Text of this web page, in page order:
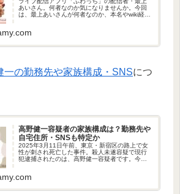
あいさん。何者なのか気になりませんか。今回
は、最上あいさんが何者なのか、本名やwiki経歴
いちゃん職業：...
一の勤務先や家族構成・SNSにつ
高野健一容疑者の家族構成は？勤務先や
自宅住所・SNSも特定か
2025年3月11日午前、東京・新宿区の路上で女
性が刺され死亡した事件。殺人未遂容疑で現行
犯逮捕されたのは、高野健一容疑者です。今回
日午前、東京・新宿区...